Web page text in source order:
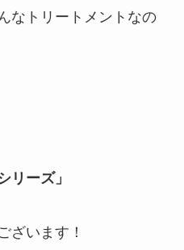
なトリートメントなの
リーズ」
ざいます！